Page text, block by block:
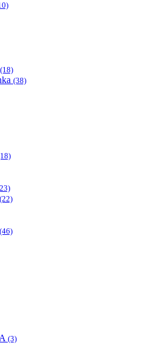
(18)
(38)
(22)
(46)
(3)